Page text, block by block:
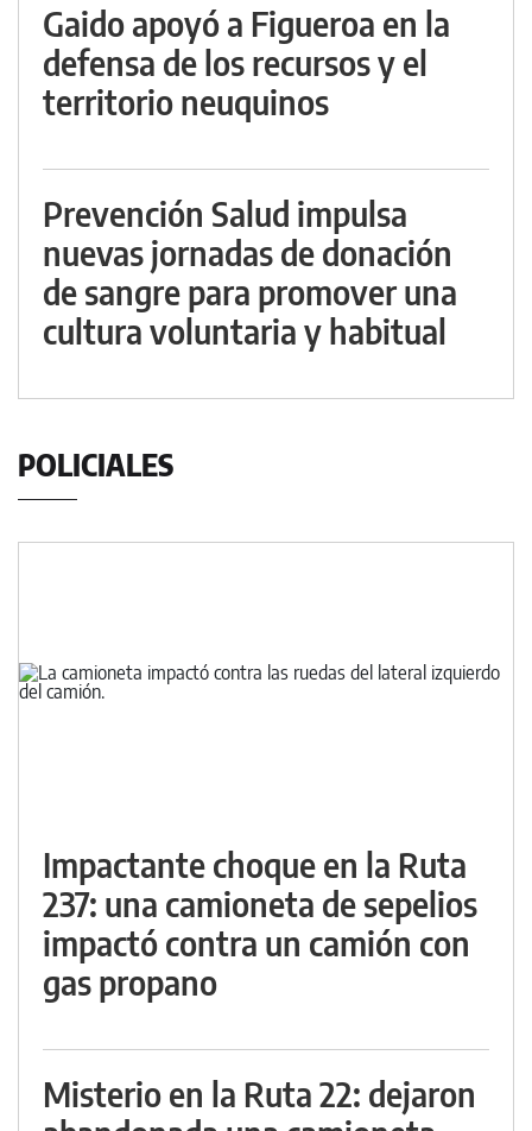
Gaido apoyó a Figueroa en la
defensa de los recursos y el
territorio neuquinos
Prevención Salud impulsa
nuevas jornadas de donación
de sangre para promover una
cultura voluntaria y habitual
POLICIALES
Impactante choque en la Ruta
237: una camioneta de sepelios
impactó contra un camión con
gas propano
Misterio en la Ruta 22: dejaron